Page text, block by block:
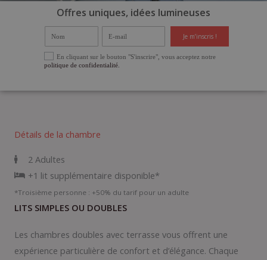
Offres uniques, idées lumineuses
Nom E-mail
Select Options
En cliquant sur le bouton "S'inscrire", vous acceptez notre
politique de confidentialité.
Je m’inscris !
Détails de la chambre
2 Adultes
+1 lit supplémentaire disponible*
*Troisième personne : +50% du tarif pour un adulte
LITS SIMPLES OU DOUBLES
Les chambres doubles avec terrasse vous offrent une
expérience particulière de confort et d’élégance. Chaque